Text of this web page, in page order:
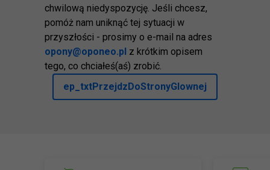
chwilową niedyspozycję. Jeśli chcesz,
pomóż nam uniknąć tej sytuacji w
przyszłości - prosimy o e-mail na adres
opony@oponeo.pl z krótkim opisem
tego, co chciałeś(aś) zrobić.
ep_txtPrzejdzDoStronyGlownej